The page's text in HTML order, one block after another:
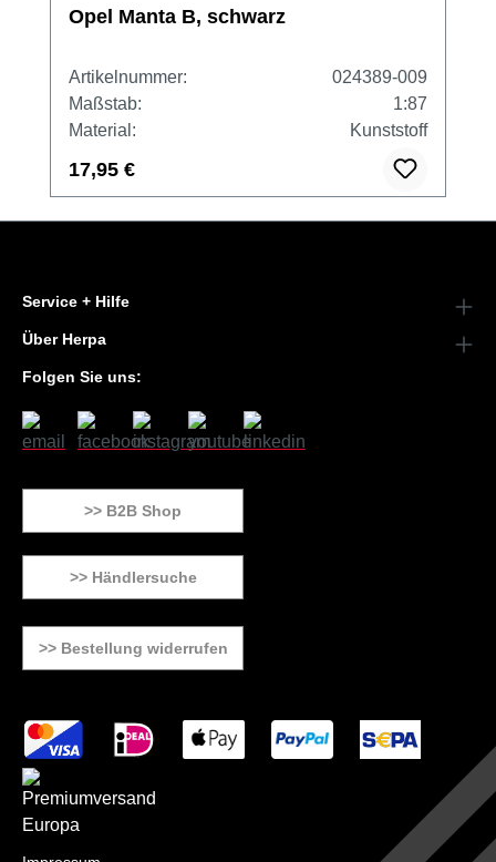
Opel Manta B, schwarz
Artikelnummer:
024389-009
Maßstab:
1:87
Material:
Kunststoff
17,95 €
Service + Hilfe
Über Herpa
Folgen Sie uns:
>> B2B Shop
>> Händlersuche
>> Bestellung widerrufen